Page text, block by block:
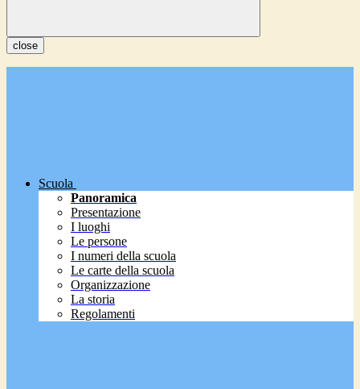
close
Scuola
Panoramica
Presentazione
I luoghi
Le persone
I numeri della scuola
Le carte della scuola
Organizzazione
La storia
Regolamenti